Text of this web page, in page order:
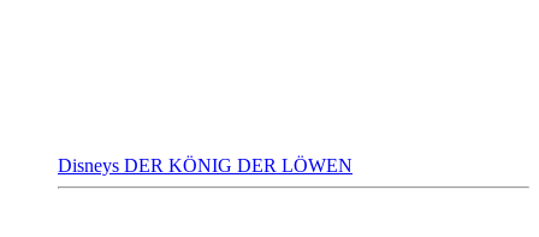
Disneys DER KÖNIG DER LÖWEN